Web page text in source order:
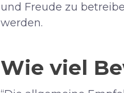
und Freude zu
werden.
Wie viel